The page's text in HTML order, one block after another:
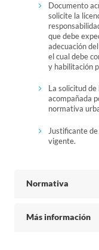
Documento
solicite la
que debe
adecuación
el cual debe
y habilitación
La solicitud de
acompañada
normativa
Justificante
vigente.
Normativa
Más información